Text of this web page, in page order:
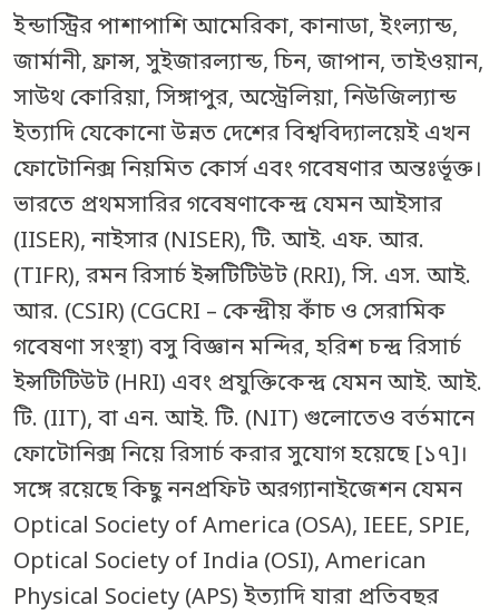
ইন্ডাস্ট্রির পাশাপাশি আমেরিকা, কানাডা, ইংল্যান্ড,
জার্মানী, ফ্রান্স, সুইজারল্যান্ড, চিন, জাপান, তাইওয়ান,
সাউথ কোরিয়া, সিঙ্গাপুর, অস্ট্রেলিয়া, নিউজিল্যান্ড
ইত্যাদি যেকোনো উন্নত দেশের বিশ্ববিদ্যালয়েই এখন
ফোটোনিক্স নিয়মিত কোর্স এবং গবেষণার অন্তঃর্ভূক্ত।
ভারতে প্রথমসারির গবেষণাকেন্দ্র যেমন আইসার
(IISER), নাইসার (NISER), টি. আই. এফ. আর.
(TIFR), রমন রিসার্চ ইন্সটিটিউট (RRI), সি. এস. আই.
আর. (CSIR) (CGCRI – কেন্দ্রীয় কাঁচ ও সেরামিক
গবেষণা সংস্থা) বসু বিজ্ঞান মন্দির, হরিশ চন্দ্র রিসার্চ
ইন্সটিটিউট (HRI) এবং প্রযুক্তিকেন্দ্র যেমন আই. আই.
টি. (IIT), বা এন. আই. টি. (NIT) গুলোতেও বর্তমানে
ফোটোনিক্স নিয়ে রিসার্চ করার সুযোগ হয়েছে [১৭]।
সঙ্গে রয়েছে কিছু ননপ্রফিট অরগ্যানাইজেশন যেমন
Optical Society of America (OSA), IEEE, SPIE,
Optical Society of India (OSI), American
Physical Society (APS) ইত্যাদি যারা প্রতিবছর